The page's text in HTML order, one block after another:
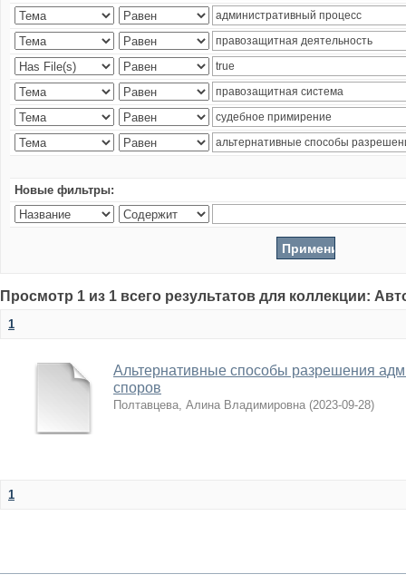
Новые фильтры:
Просмотр 1 из 1 всего результатов для коллекции:
1
Альтернативные способы разрешения
споров
Полтавцева, Алина Владимировна (2023-09-28)
1